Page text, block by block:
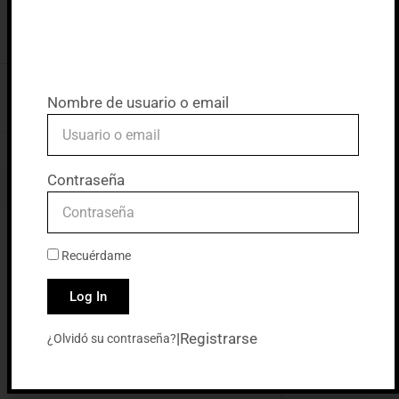
Nombre de usuario o email
Contraseña
Recuérdame
Log In
¿Olvidó su contraseña?|Registrarse